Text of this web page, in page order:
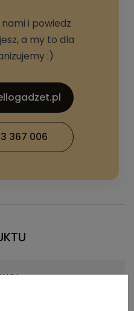
i powiedz
a my to dla
:)
367 006